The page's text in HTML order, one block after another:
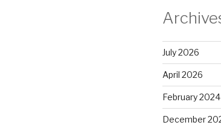
July 2026
April 2026
February 2024
December